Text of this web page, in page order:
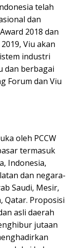
telah
dan
2018 dan
Viu akan
industri
dan berbagai
Forum dan Viu
oleh PCCW
termasuk
Indonesia,
dan negara-
Saudi, Mesir,
Qatar. Proposisi
asli daerah
jutaan